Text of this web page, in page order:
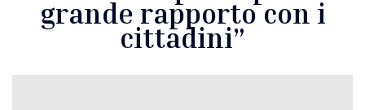
grande rapporto con i
cittadini”